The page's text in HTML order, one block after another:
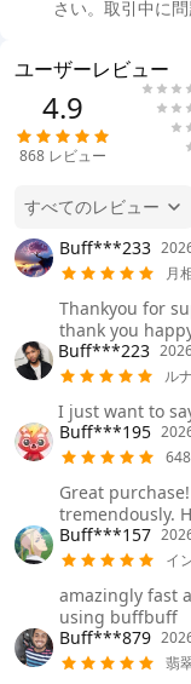
さい。取引中に
ユーザーレビュー
4.9
868 レビュー
すべてのレビュー
Buff***233
月
Thankyou for
thank you
Buff***223
ル
I just want to
Buff***195
Great
tremendously.
Buff***157
イ
amazingly fast
using buffbuff
Buff***879
翡